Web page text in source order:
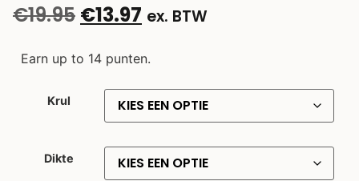
€19.95 €13.97 ex. BTW
Earn up to 14 punten.
Krul
Dikte